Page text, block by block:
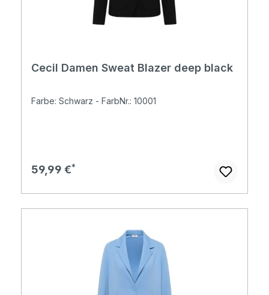
Cecil Damen Sweat Blazer deep black
Farbe: Schwarz - FarbNr.: 10001
Regulärer Preis:
59,99 €